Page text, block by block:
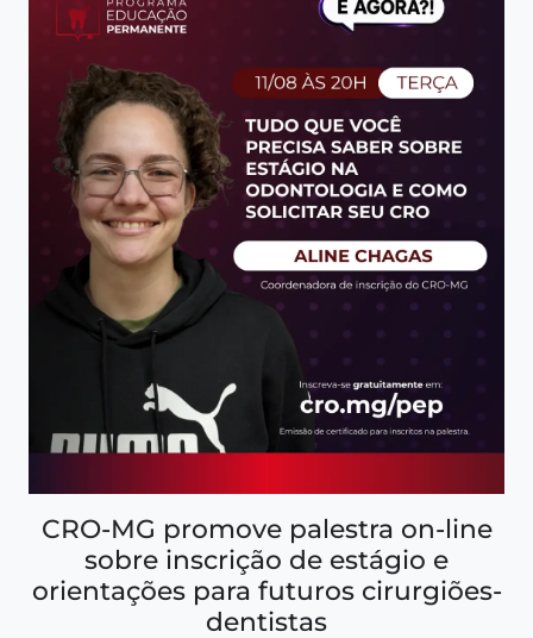
CRO-MG promove palestra on-line
sobre inscrição de estágio e
orientações para futuros cirurgiões-
dentistas